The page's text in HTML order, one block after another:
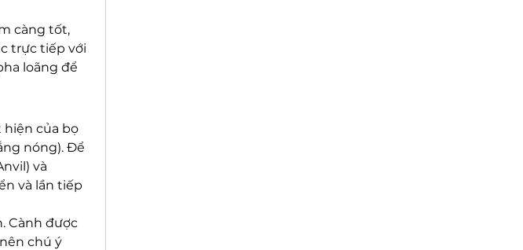
càng tốt,
trực tiếp với
loãng để
hiện của bọ
nóng). Để
và
và lần tiếp
Cành được
chú ý